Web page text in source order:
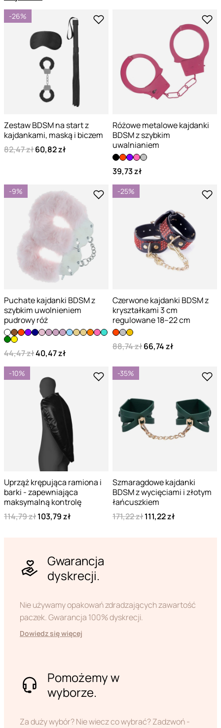
-26%
Zestaw BDSM na start z
kajdankami, maską i biczem
82,47 zł60,82 zł
Różowe metalowe kajdanki
BDSM z szybkim
uwalnianiem
39,73 zł
-9%
Puchate kajdanki BDSM z
szybkim uwolnieniem
pudrowy róż
44,47 zł40,47 zł
-25%
Czerwone kajdanki BDSM z
kryształkami 3 cm
regulowane 18–22 cm
88,74 zł66,74 zł
-10%
Uprząż krępująca ramiona i
barki - zapewniająca
maksymalną kontrolę
114,79 zł103,79 zł
-35%
Szmaragdowe kajdanki
BDSM z wycięciami i złotym
łańcuszkiem
171,22 zł111,22 zł
Gwarancja
dyskrecji.
Nie używamy opakowań zdradzających zawartość
paczek. Gwarancja 100% dyskrecji.
Dowiedz się więcej
Pomożemy w
wyborze.
Za duży wybór? Nie wiecz co wybrać? Zadzwoń -